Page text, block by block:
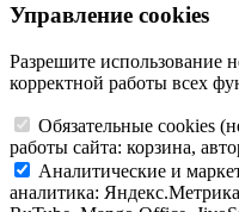
Управление cookies
Разрешите использование
корректной работы всех
Обязательные cookies
работы сайта: корзина,
Аналитические и
аналитика: